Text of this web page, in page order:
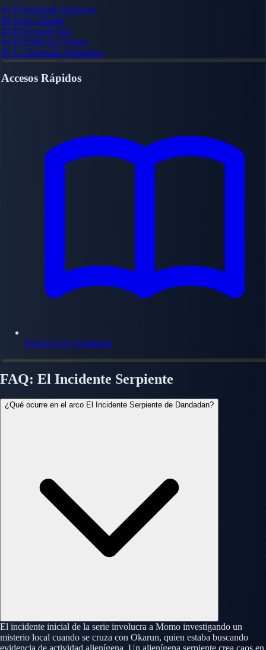
#1 El Incidente Serpiente
#2 Turbo Abuela
#3 El Arco de Aira
#4 El Poder de Okarun
#5 La Amenaza Alienígena
Accesos Rápidos
Resumen de Dandadan
FAQ: El Incidente Serpiente
¿Qué ocurre en el arco El Incidente Serpiente de Dandadan?
El incidente inicial de la serie involucra a Momo investigando un
misterio local cuando se cruza con Okarun, quien estaba buscando